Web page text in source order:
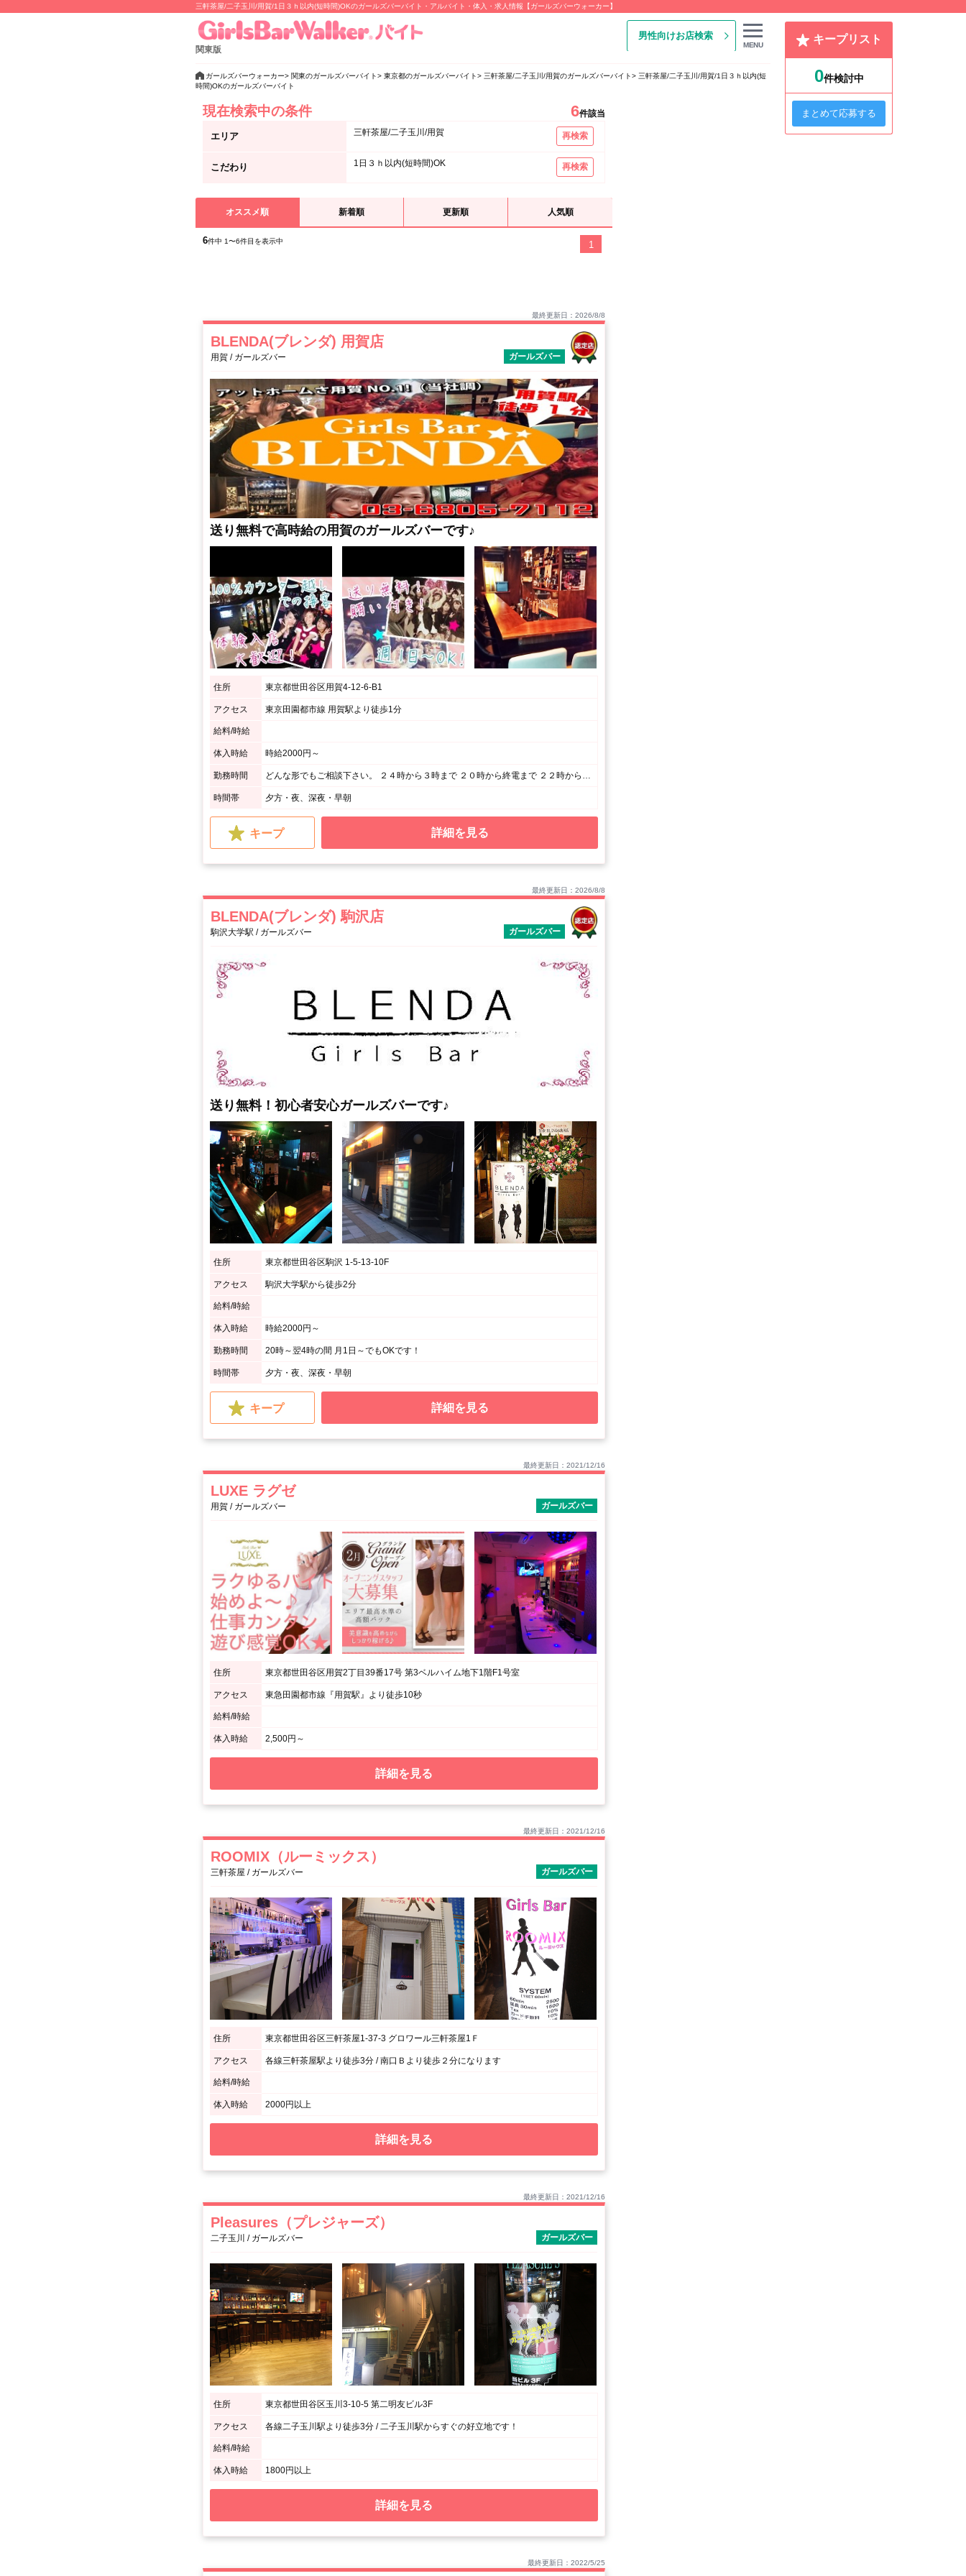
三軒茶屋/二子玉川/用賀/1日３ｈ以内(短時間)OKのガールズバーバイト・アルバイト・体入・求人情報【ガールズバーウォーカー】
関東版
男性向けお店検索
MENU
ガールズバーウォーカー 関東のガールズバーバイト 東京都のガールズバーバイト 三軒茶屋/二子玉川/用賀のガールズバーバイト
三軒茶屋/二子玉川/用賀/1日３ｈ以内(短
時間)OKのガールズバーバイト
現在検索中の条件 6件該当
エリア 三軒茶屋/二子玉川/用賀 再検索
こだわり 1日３ｈ以内(短時間)OK 再検索
オススメ順 新着順 更新順 人気順
6件中 1〜6件目を表示中 1
最終更新日：2026/8/8
BLENDA(ブレンダ) 用賀店
用賀 / ガールズバー ガールズバー
送り無料で高時給の用賀のガールズバーです♪
住所 東京都世田谷区用賀4-12-6-B1
アクセス 東京田園都市線 用賀駅より徒歩1分
給料/時給
体入時給 時給2000円～
勤務時間 どんな形でもご相談下さい。 ２４時から３時まで ２０時から終電まで ２２時から２時までetc... 一緒に最適な働き方を考えます。
時間帯 夕方・夜、深夜・早朝
キープ 詳細を見る
最終更新日：2026/8/8
BLENDA(ブレンダ) 駒沢店
駒沢大学駅 / ガールズバー ガールズバー
送り無料！初心者安心ガールズバーです♪
住所 東京都世田谷区駒沢 1-5-13-10F
アクセス 駒沢大学駅から徒歩2分
給料/時給
体入時給 時給2000円～
勤務時間 20時～翌4時の間 月1日～でもOKです！
時間帯 夕方・夜、深夜・早朝
キープ 詳細を見る
最終更新日：2021/12/16
LUXE ラグゼ
用賀 / ガールズバー ガールズバー
住所 東京都世田谷区用賀2丁目39番17号 第3ベルハイム地下1階F1号室
アクセス 東急田園都市線『用賀駅』より徒歩10秒
給料/時給
体入時給 2,500円～
詳細を見る
最終更新日：2021/12/16
ROOMIX（ルーミックス）
三軒茶屋 / ガールズバー ガールズバー
住所 東京都世田谷区三軒茶屋1-37-3 グロワール三軒茶屋1Ｆ
アクセス 各線三軒茶屋駅より徒歩3分 / 南口Ｂより徒歩２分になります
給料/時給
体入時給 2000円以上
詳細を見る
最終更新日：2021/12/16
Pleasures（プレジャーズ）
二子玉川 / ガールズバー ガールズバー
住所 東京都世田谷区玉川3-10-5 第二明友ビル3F
アクセス 各線二子玉川駅より徒歩3分 / 二子玉川駅からすぐの好立地です！
給料/時給
体入時給 1800円以上
詳細を見る
最終更新日：2022/5/25
キープリスト
0件検討中
まとめて応募する